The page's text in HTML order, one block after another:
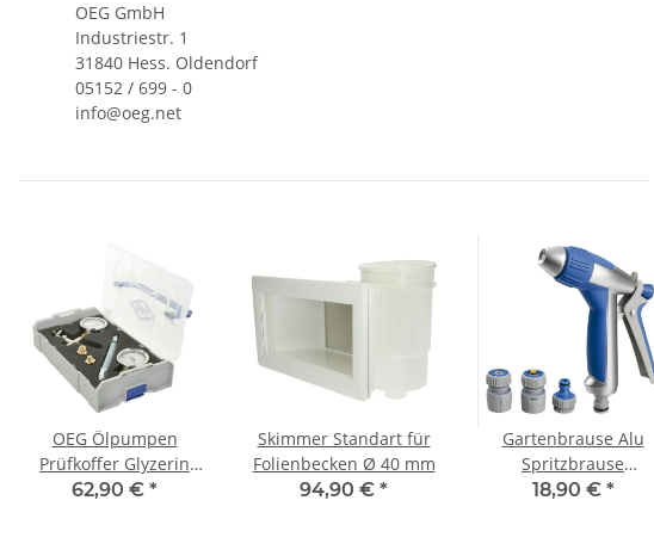
OEG GmbH
Industriestr. 1
31840 Hess. Oldendorf
05152 / 699 - 0
info@oeg.net
OEG Ölpumpen
Prüfkoffer Glyzerin
PPKG
62,90 € *
Skimmer Standart für
Folienbecken Ø 40 mm
94,90 € *
Gartenbrause Alu
Spritzbrause
Sprühpistole stufenlos
18,90 € *